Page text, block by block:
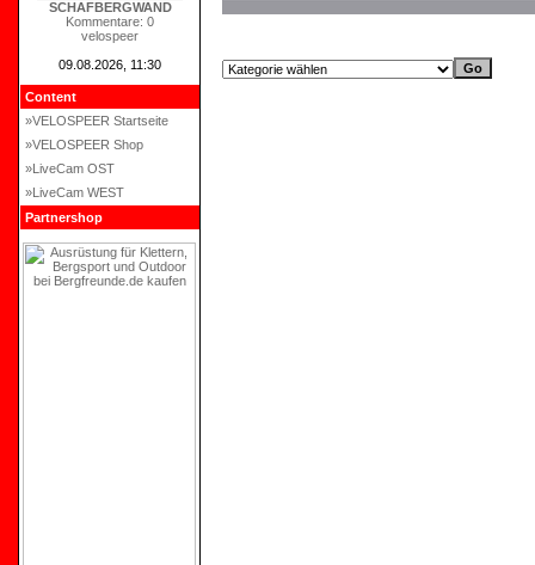
SCHAFBERGWAND
Kommentare: 0
velospeer
09.08.2026, 11:30
Content
»VELOSPEER Startseite
»VELOSPEER Shop
»LiveCam OST
»LiveCam WEST
Partnershop